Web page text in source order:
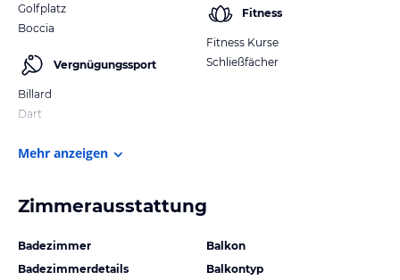
Golfplatz
Boccia
Vergnügungssport
Billard
Dart
Fitness
Fitness Kurse
Schließfächer
Mehr anzeigen
Zimmerausstattung
Badezimmer
Badezimmerdetails
Balkon
Balkontyp